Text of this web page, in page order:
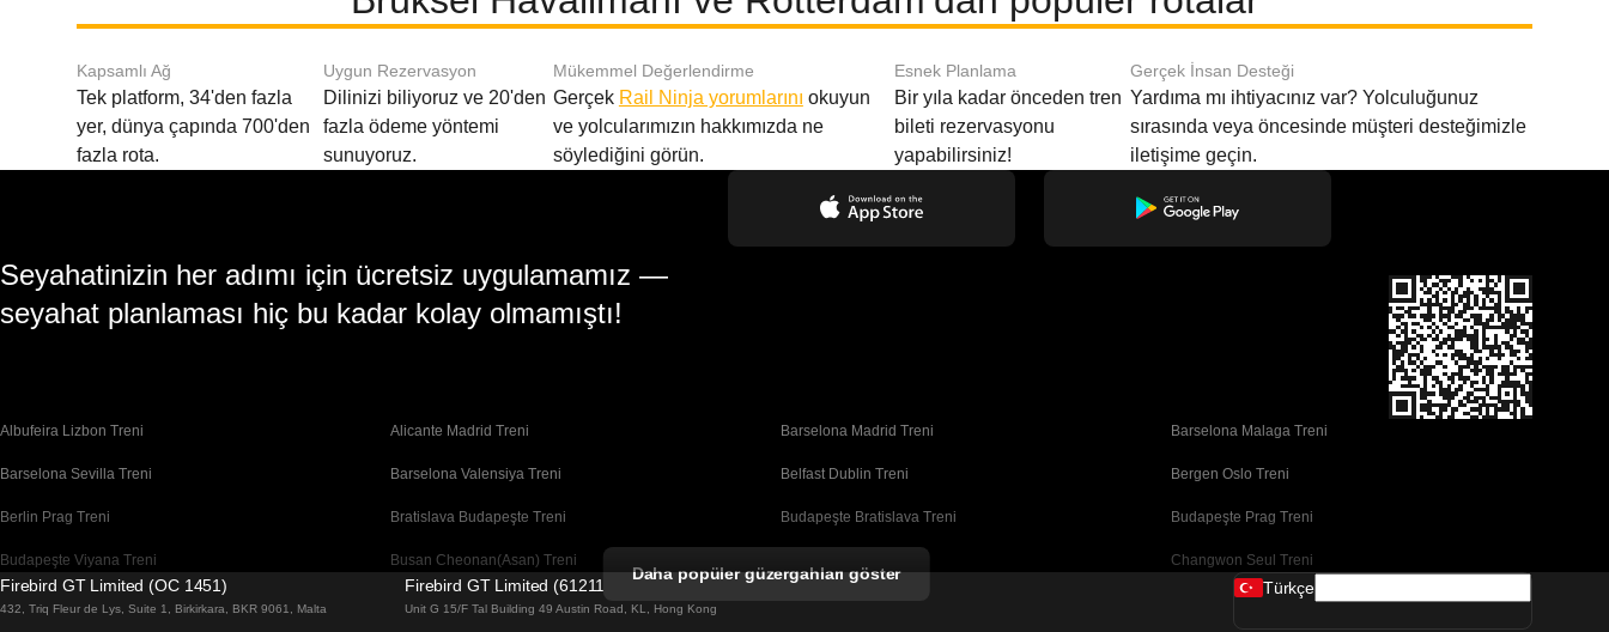
Kapsamlı Ağ
Tek platform, 34'den fazla
yer, dünya çapında 700'den
fazla rota.
Uygun Rezervasyon
Dilinizi biliyoruz ve 20'den
fazla ödeme yöntemi
sunuyoruz.
Mükemmel Değerlendirme
Gerçek Rail Ninja yorumlarını okuyun
ve yolcularımızın hakkımızda ne
söylediğini görün.
Esnek Planlama
Bir yıla kadar önceden tren
bileti rezervasyonu
yapabilirsiniz!
Gerçek İnsan Desteği
Yardıma mı ihtiyacınız var? Yolculuğunuz
sırasında veya öncesinde müşteri desteğimizle
iletişime geçin.
Seyahatinizin her adımı için ücretsiz uygulamamız —
seyahat planlaması hiç bu kadar kolay olmamıştı!
Albufeira Lizbon Treni Alicante Madrid Treni Barselona Madrid Treni Barselona Malaga Treni
Barselona Sevilla Treni Barselona Valensiya Treni Belfast Dublin Treni Bergen Oslo Treni
Berlin Prag Treni Bratislava Budapeşte Treni Budapeşte Bratislava Treni Budapeşte Prag Treni
Budapeşte Viyana Treni Busan Cheonan(Asan) Treni Changwon Seul Treni
Cheonan(Asan) Busan Treni Coimbra Lizbon Treni
Daha popüler güzergahları göster
Firebird GT Limited (OC 1451)
432, Triq Fleur de Lys, Suite 1, Birkirkara, BKR 9061, Malta
Firebird GT Limited (61211989)
Unit G 15/F Tal Building 49 Austin Road, KL, Hong Kong
Türkçe